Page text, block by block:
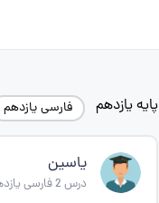
پایه یازدهم فارسی یازدهم
یاسین
درس 2 فارسی یازدهم